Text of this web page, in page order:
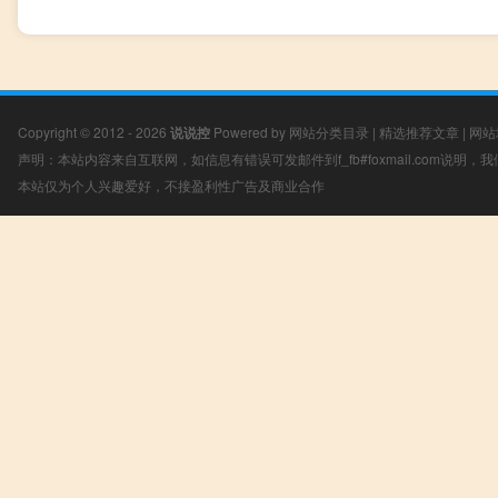
Copyright © 2012 - 2026 说说控 Powered by 网站分类目录 | 精选推荐文章 | 网
声明：本站内容来自互联网，如信息有错误可发邮件到f_fb#foxmail.com说明，
本站仅为个人兴趣爱好，不接盈利性广告及商业合作